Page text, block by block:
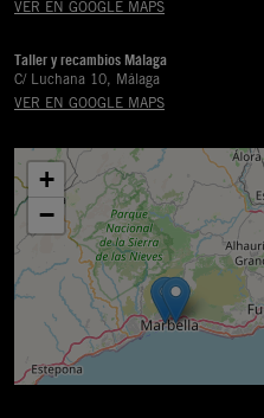
VER EN GOOGLE MAPS
Taller y recambios Málaga
C/ Luchana 10, Málaga
VER EN GOOGLE MAPS
+
−